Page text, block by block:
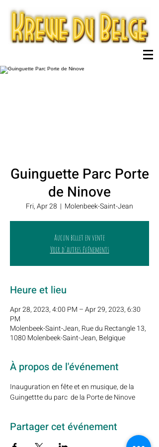
Guinguette Parc Porte
de Ninove
Fri, Apr 28
  |
Molenbeek-Saint-Jean
Aucun billet en vente
Voir d'autres événements
Heure et lieu
Apr 28, 2023, 4:00 PM – Apr 29, 2023, 6:30
PM
Molenbeek-Saint-Jean, Rue du Rectangle 13,
1080 Molenbeek-Saint-Jean, Belgique
À propos de l'événement
Inauguration en fête et en musique, de la
Guingettte du parc  de la Porte de Ninove
Partager cet événement